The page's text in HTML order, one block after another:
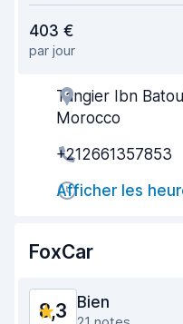
Recherche facile
Agent serviable
État du véhicule
403 €
par jour
Tangier Ibn
Morocco
+212661357853
Afficher les
FoxCar
8,3 Bien